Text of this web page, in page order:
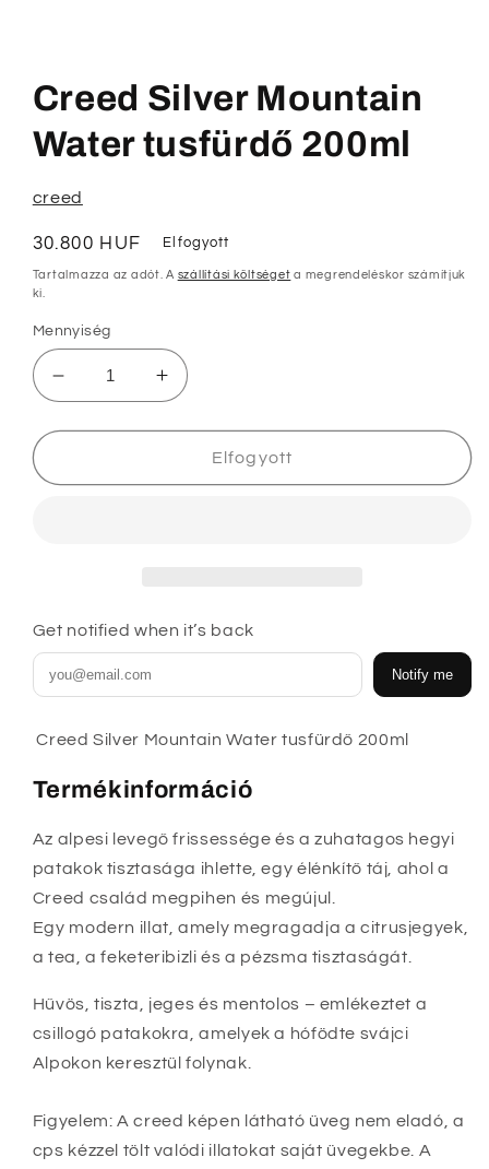
megnyitása
a
modális
párbeszédpanelen
Creed Silver Mountain
Water tusfürdő 200ml
creed
Normál
ár
30.800 HUF Elfogyott
Tartalmazza az adót. A szállítási költséget a megrendeléskor számítjuk
ki.
Mennyiség
Creed
Silver
Mountain
tusfürdő
Creed
Silver
Mountain
Water
tusfürdő
Elfogyott
Get notified when it’s back
Notify me
Creed Silver Mountain Water tusfürdő 200ml
Termékinformáció
Az alpesi levegő frissessége és a zuhatagos hegyi
patakok tisztasága ihlette, egy élénkítő táj, ahol a
Creed család megpihen és megújul.
Egy modern illat, amely megragadja a citrusjegyek,
a tea, a feketeribizli és a pézsma tisztaságát.
Hűvös, tiszta, jeges és mentolos – emlékeztet a
csillogó patakokra, amelyek a hófödte svájci
Alpokon keresztül folynak.
Figyelem: A creed képen látható üveg nem eladó, a
cps kézzel tölt valódi illatokat saját üvegekbe. A